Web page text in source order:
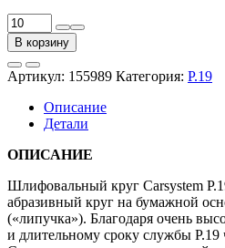
Количество
товара
Круг
абразивный
P.19
D150мм
P40,
отв.
на
бумаге
(уп.=10/50шт.)
В корзину
Артикул: 155989 Категория: P.19
Описание
Детали
ОПИСАНИЕ
Шлифовальный круг Carsystem
абразивный круг на бумажной
(«липучка»). Благодаря очень
и длительному сроку службы